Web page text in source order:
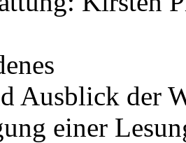
Ausblick der
einer